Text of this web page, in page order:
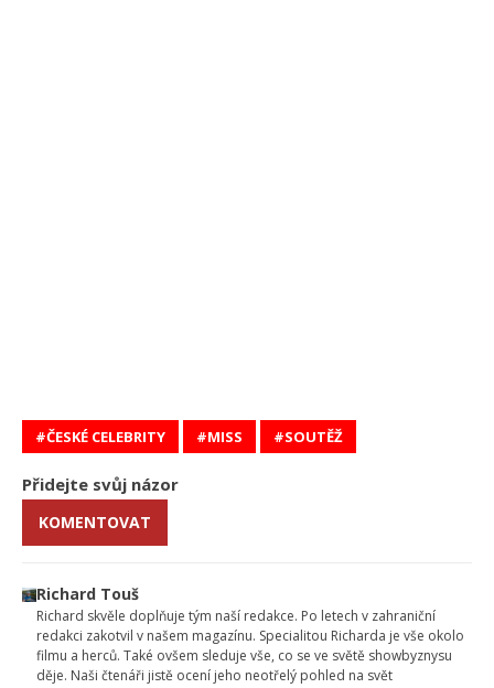
ČESKÉ CELEBRITY MISS SOUTĚŽ
Přidejte svůj názor
KOMENTOVAT
Richard Touš
Richard skvěle doplňuje tým naší redakce. Po letech v zahraniční
redakci zakotvil v našem magazínu. Specialitou Richarda je vše okolo
filmu a herců. Také ovšem sleduje vše, co se ve světě showbyznysu
děje. Naši čtenáři jistě ocení jeho neotřelý pohled na svět